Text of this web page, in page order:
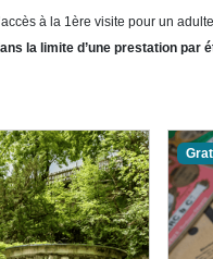
à la 1ère visite pour un
la limite d’une prestation par